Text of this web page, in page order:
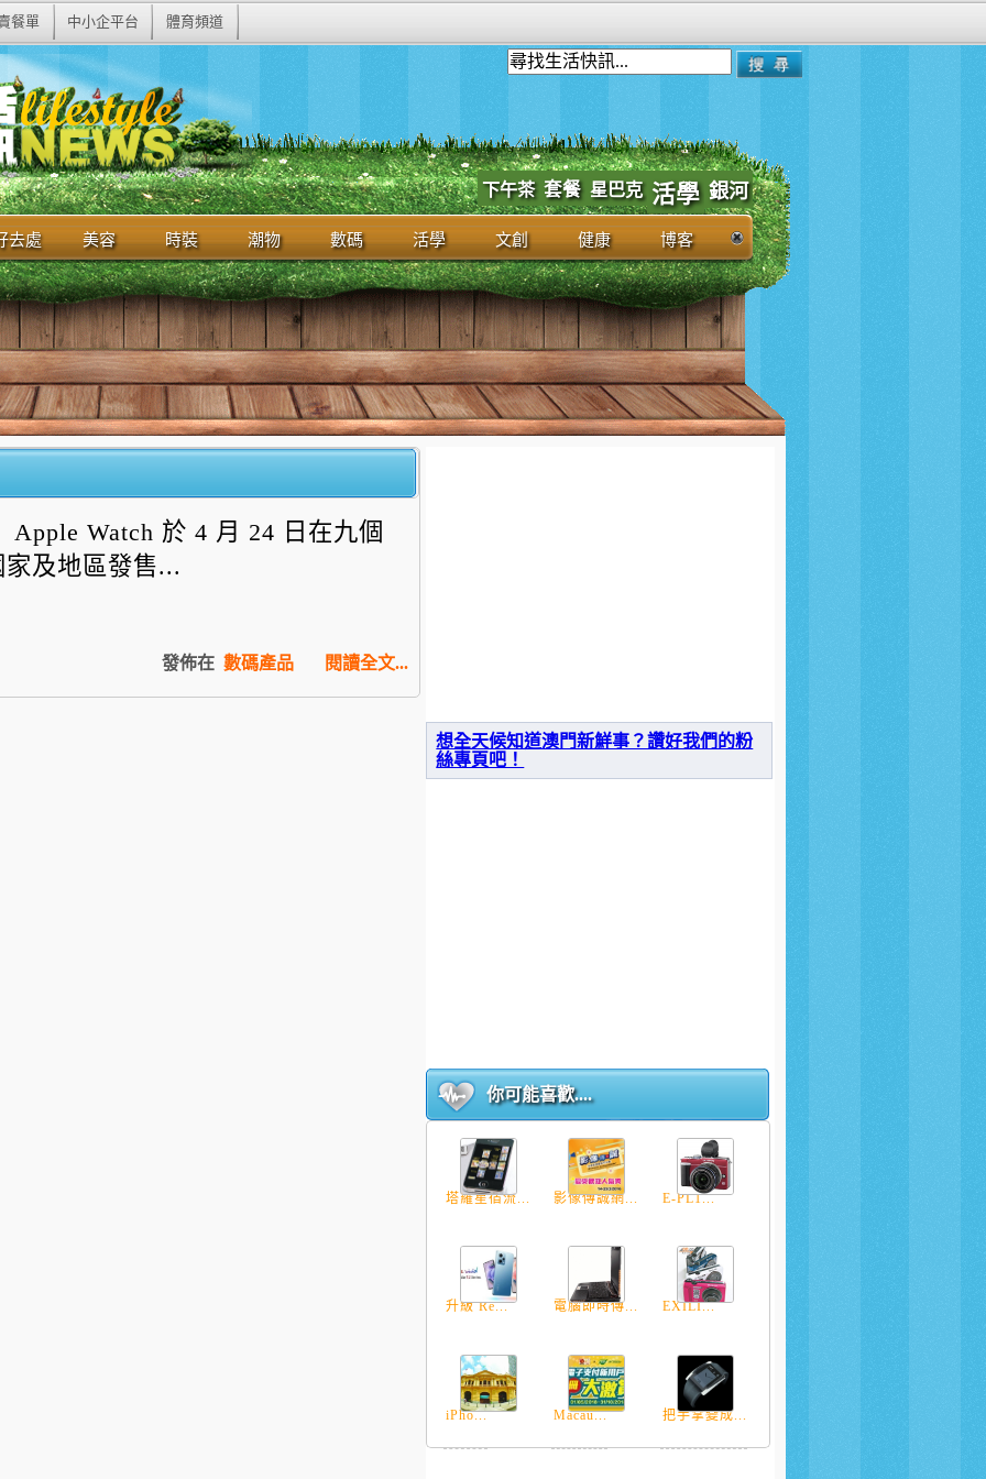
餐單 中小企平台 體育頻道
下午茶 套餐 星巴克 活學 銀河
去處 美容 時裝 潮物 數碼 活學 文創 健康 博客
Apple Watch 於 4 月 24 日在九個
家及地區發售...
閱讀全文...
發佈在 數碼產品
想全天候知道澳門新鮮事？讚好我們的粉
絲專頁吧！
你可能喜歡....
塔羅星宿流... 影像傳誠網... E-PL1...
升級 Re... 電腦即時傳... EXILI...
iPho... Macau... 把手掌變成...